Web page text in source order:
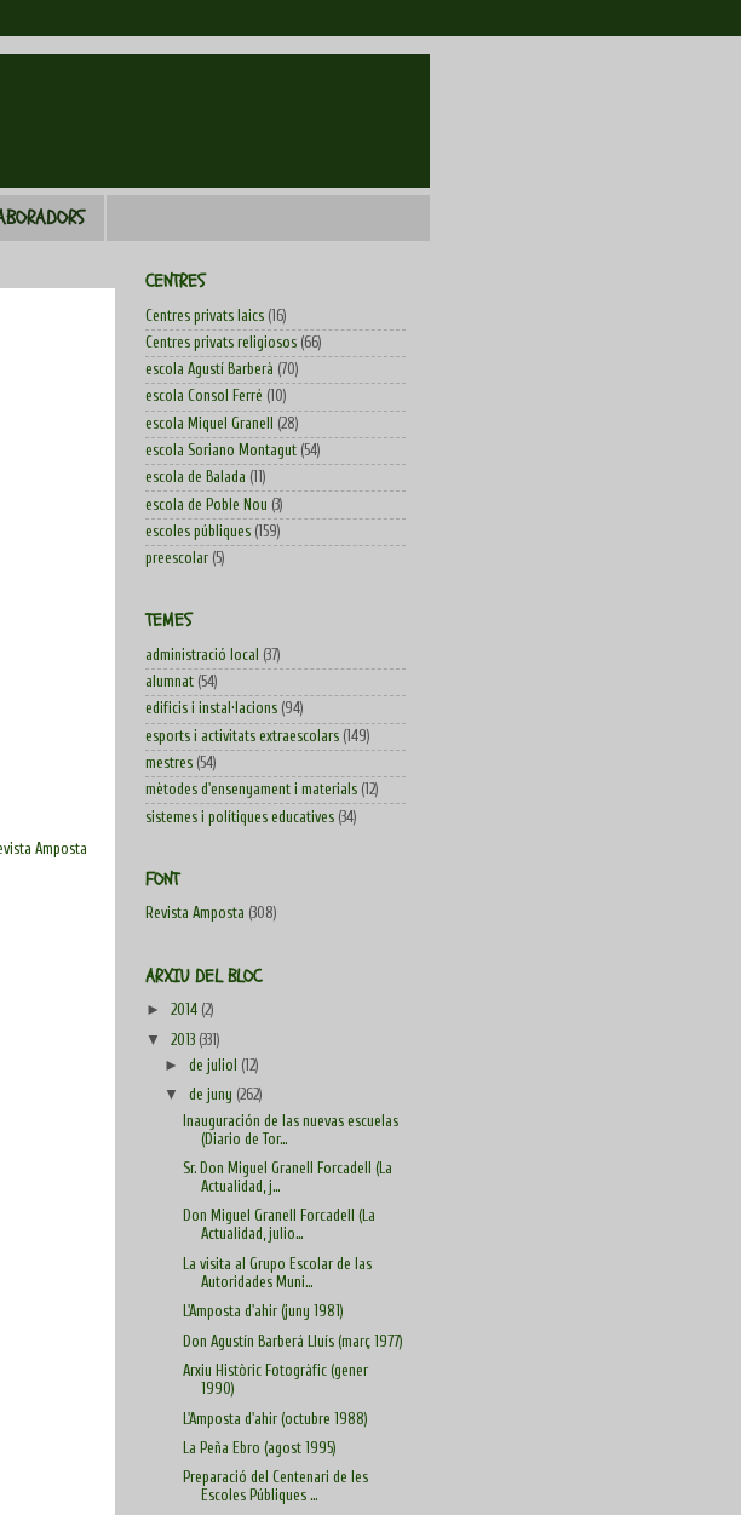
Amposta
CENTRES
Centres privats laics (16)
Centres privats religiosos (66)
escola Agustí Barberà (70)
escola Consol Ferré (10)
escola Miquel Granell
(28)
escola Soriano Montagut (54)
escola de Balada (11)
escola de Poble Nou (3)
escoles públiques (159)
preescolar (5)
TEMES
administració local (37)
alumnat (54)
edificis i instal·lacions (94)
esports i activitats extraescolars (149)
mestres (54)
mètodes d'ensenyament i materials (12)
sistemes i polítiques educatives (34)
FONT
Revista Amposta (308)
ARXIU DEL BLOC
► 2014 (2)
▼ 2013 (331)
►de juliol (12)
▼de juny (262)
Inauguración de las nuevas escuelas
(Diario de Tor...
Sr. Don Miguel Granell Forcadell (La
Actualidad, j...
Don Miguel Granell Forcadell (La
Actualidad, julio...
La visita al Grupo Escolar de las
Autoridades Muni...
L'Amposta d'ahir (juny 1981)
Don Agustín Barberá Lluís (març 1977)
Arxiu Històric Fotogràfic (gener
1990)
L'Amposta d'ahir (octubre 1988)
La Peña Ebro (agost 1995)
Preparació del Centenari de les
Escoles Públiques ...